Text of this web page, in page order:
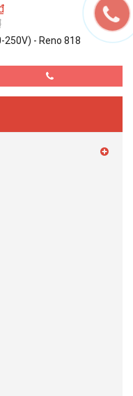
250V) - Reno 818